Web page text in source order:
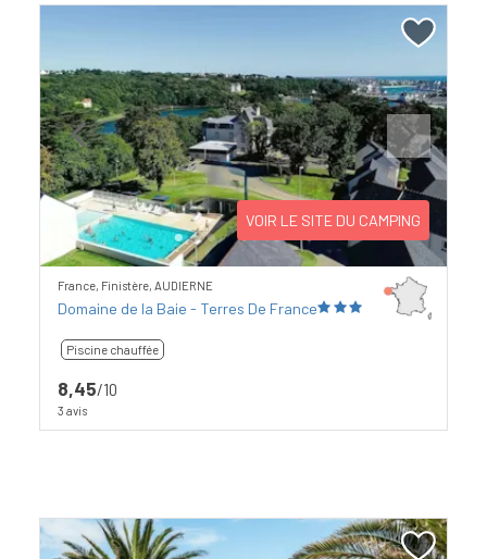
Previous Next
VOIR LE SITE DU CAMPING
France, Finistère, AUDIERNE
Domaine de la Baie - Terres De France
Piscine chauffée
8,45/10
3 avis